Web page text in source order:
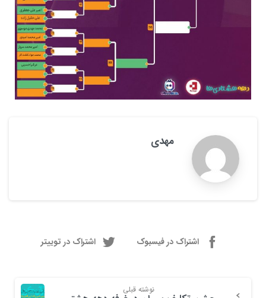
مهدی
اشتراک در فیسبوک اشتراک در توییتر
نوشته قبلی